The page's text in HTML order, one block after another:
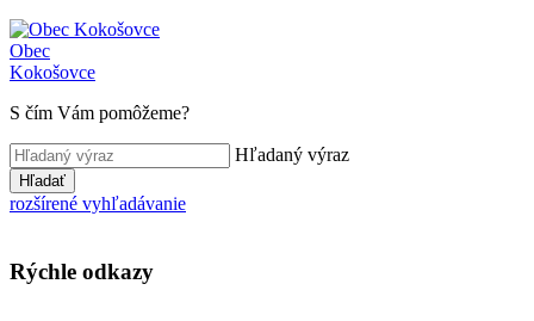
Obec
Kokošovce
S čím Vám pomôžeme?
Hľadaný výraz
Hľadať
rozšírené vyhľadávanie
Rýchle odkazy